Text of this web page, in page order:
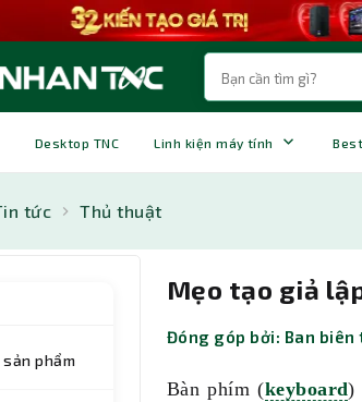
Desktop TNC Linh kiện máy tính
tức Thủ thuật
phẩm
Mẹo tạo giả
Đóng góp bởi: Ban biên
Bàn phím (keyboard)